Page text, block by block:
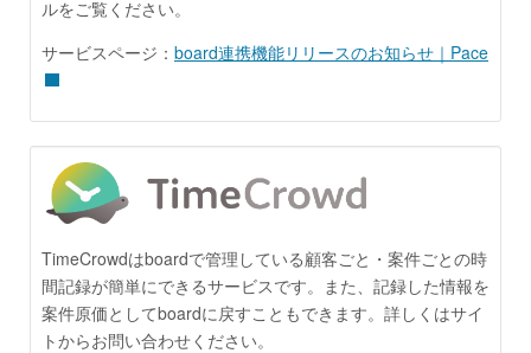
ルをご覧ください。
サービスページ： board連携機能リリースのお知らせ｜Pace
TimeCrowdはboardで管理している顧客ごと・案件ごとの時
間記録が簡単にできるサービスです。また、記録した情報を
案件原価としてboardに戻すこともできます。詳しくはサイ
トからお問い合わせください。